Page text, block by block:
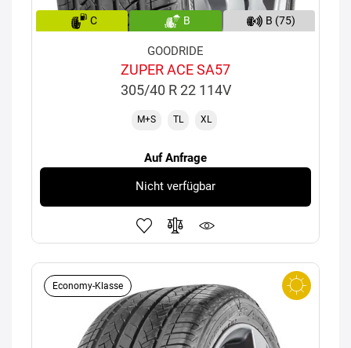
C B B (75)
GOODRIDE
ZUPER ACE SA57
305/40 R 22 114V
M+S TL XL
Auf Anfrage
Nicht verfügbar
Economy-Klasse